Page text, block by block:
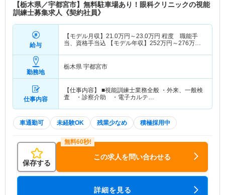
【栃木県／宇都宮市】無料駐車場あり！眼科クリニックの視能
訓練士募集求人《契約社員》
給与
【モデル月収】 21.0万円～23.0万円 程度 職能手
当、資格手当込 【モデル年収】 252万円～276万円
勤務地
栃木県 宇都宮市
仕事内容
【仕事内容】 ■視能訓練士業務全般 ・外来、一般検
査 ・診察介助 ・電子カルテ…
車通勤可 未経験OK 残業少なめ 積極採用中
保存する
この求人を問い合わせる
詳細を見る